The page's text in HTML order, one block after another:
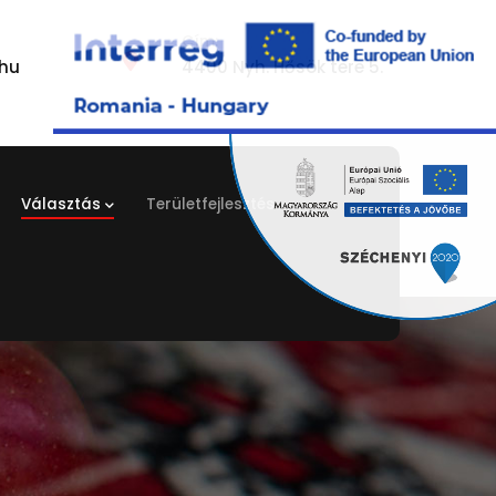
Cím:
4400 Nyh. Hősök tere 5.
Választás Területfejlesztés